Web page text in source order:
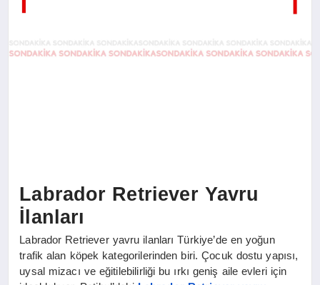
Labrador Retriever Yavru
İlanları
Labrador Retriever yavru ilanları Türkiye’de en yoğun
trafik alan köpek kategorilerinden biri. Çocuk dostu yapısı,
uysal mizacı ve eğitilebilirliği bu ırkı geniş aile evleri için